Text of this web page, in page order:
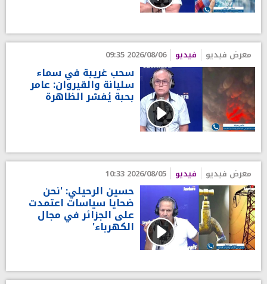
معرض فيديو فيديو 2026/08/06 09:35
سحب غريبة في سماء
سليانة والقيروان: عامر
بحبة يُفسّر الظاهرة
معرض فيديو فيديو 2026/08/05 10:33
حسين الرحيلي: 'نحن
ضحايا سياسات اعتمدت
على الجزائر في مجال
الكهرباء'